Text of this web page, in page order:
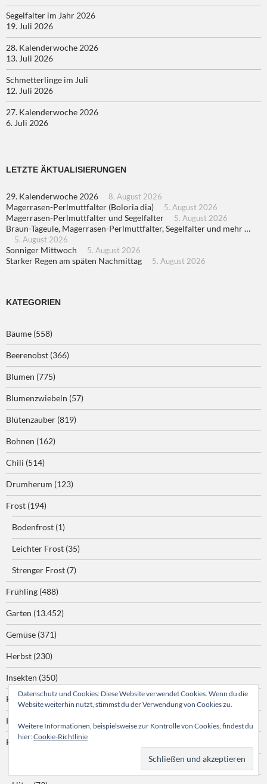
Segelfalter im Jahr 2026
19. Juli 2026
28. Kalenderwoche 2026
13. Juli 2026
Schmetterlinge im Juli
12. Juli 2026
27. Kalenderwoche 2026
6. Juli 2026
LETZTE ÄKTUALISIERUNGEN
29. Kalenderwoche 2026 8. August 2026
Magerrasen-Perlmuttfalter (Boloria dia) 5. August 2026
Magerrasen-Perlmuttfalter und Segelfalter 5. August 2026
Braun-Tageule, Magerrasen-Perlmuttfalter, Segelfalter und mehr …
5. August 2026
Sonniger Mittwoch 5. August 2026
Starker Regen am späten Nachmittag 5. August 2026
KATEGORIEN
Bäume (558)
Beerenobst (366)
Blumen (775)
Blumenzwiebeln (57)
Blütenzauber (819)
Bohnen (162)
Chili (514)
Drumherum (123)
Frost (194)
Bodenfrost (1)
Leichter Frost (35)
Strenger Frost (7)
Frühling (488)
Garten (13.452)
Gemüse (371)
Herbst (230)
Insekten (350)
Kakteen(56)
Kartoffeln
Klimawandel(657)
Datenschutz und Cookies: Diese Website verwendet Cookies. Wenn du die
Website weiterhin nutzt, stimmst du der Verwendung von Cookies zu.
Weitere Informationen, beispielsweise zur Kontrolle von Cookies, findest du
hier:Cookie-Richtlinie